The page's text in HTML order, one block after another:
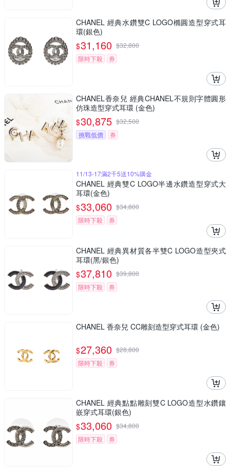
CHANEL 經典水鑽雙C LOGO橢圓造型穿式耳
環(銀色)
$31,160 $32,800
限時下殺
券
CHANEL香奈兒 經典CHANEL不規則字體圓形
仿珠造型穿式耳環 (金色)
$30,875 $32,500
挑戰低價
券
11/13-17滿2千5送10%購金
CHANEL 經典雙C LOGO半邊水鑽造型穿式大
耳環(金色)
$33,060 $34,800
限時下殺
券
CHANEL 經典異材質各半雙C LOGO造型夾式
耳環(黑/銀色)
$37,810 $39,800
限時下殺
券
CHANEL 香奈兒 CC雕刻造型穿式耳環 (金色)
$27,360 $28,800
限時下殺
券
CHANEL 經典點點雕刻雙C LOGO造型水鑽鑲
嵌穿式耳環(銀色)
$33,060 $34,800
限時下殺
券